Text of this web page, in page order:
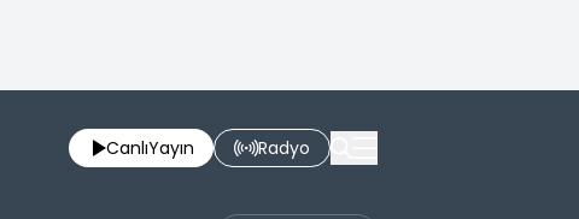
CanlıYayın Radyo